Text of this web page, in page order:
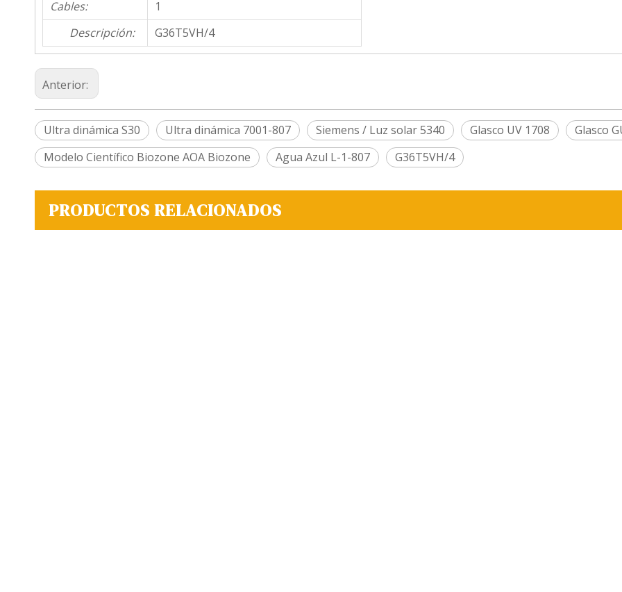
Cables:
1
Descripción:
G36T5VH/4
Anterior:
Ultra dinámica S30 Ultra dinámica 7001-807 Siemens / Luz solar 5340 Glasco UV 1708 Glasco
Modelo Científico Biozone AOA Biozone
Agua Azul L-1-807 G36T5VH/4
PRODUCTOS RELACIONADOS